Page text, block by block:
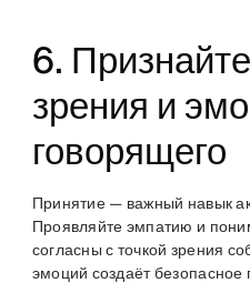
6.
зрения и
говорящего
Принятие — важный навык
Проявляйте эмпатию и
согласны с точкой зрения
эмоций создаёт безопасное